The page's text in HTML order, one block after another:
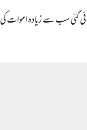
میں پچھلے سال کے مقابلے بتائی گئی سب سے زیادہ اموات کی